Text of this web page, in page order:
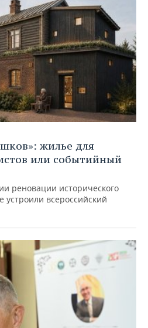
жилье для
или событийный
реновации исторического
устроили всероссийский